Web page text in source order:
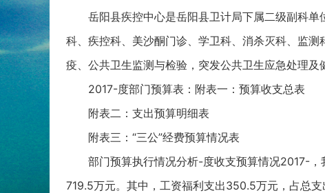
岳阳县疾控中心是岳阳县卫计局下属二级副科
科、疾控科、美沙酮门诊、学卫科、消杀灭科、监
疫、公共卫生监测与检验，突发公共卫生应急处理
2017-度部门预算表：附表一：预算收支总表
附表二：支出预算明细表
附表三：“三公”经费预算情况表
部门预算执行情况分析-度收支预算情况2017-
719.5万元。其中，工资福利支出350.5万元，占总